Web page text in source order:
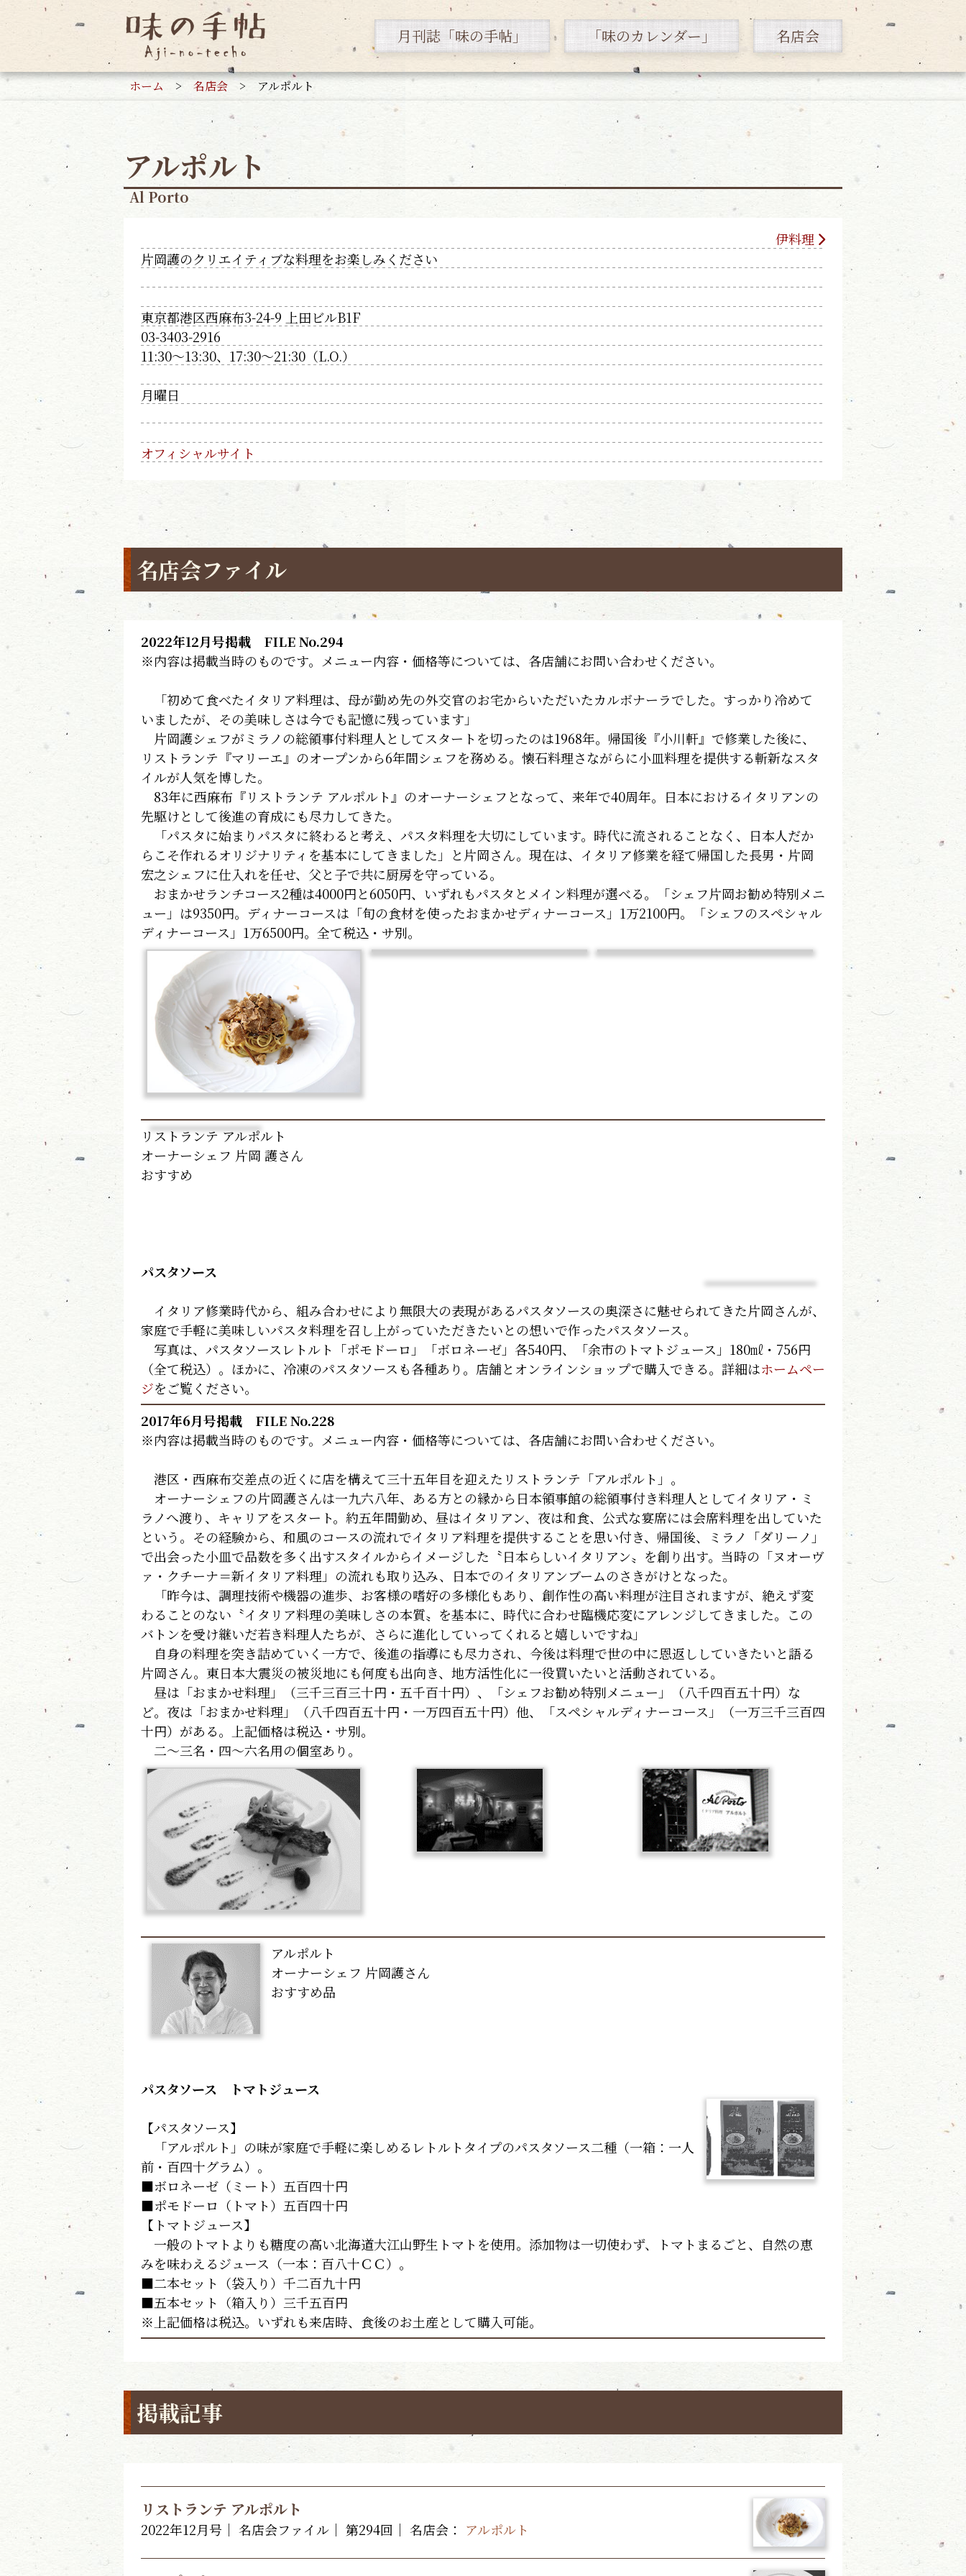
月刊誌「味の手帖」 「味のカレンダー」 名店会
ホーム > 名店会 > アルポルト
アルポルト
Al Porto
伊料理
片岡護のクリエイティブな料理をお楽しみください
東京都港区西麻布3-24-9 上田ビルB1F
03-3403-2916
11:30～13:30、17:30～21:30（L.O.）
月曜日
オフィシャルサイト
名店会ファイル
2022年12月号掲載 FILE No.294
※内容は掲載当時のものです。メニュー内容・価格等については、各店舗にお問い合わせください。
「初めて食べたイタリア料理は、母が勤め先の外交官のお宅からいただいたカルボナーラでした。すっかり冷めて
いましたが、その美味しさは今でも記憶に残っています」
片岡護シェフがミラノの総領事付料理人としてスタートを切ったのは1968年。帰国後『小川軒』で修業した後に、
リストランテ『マリーエ』のオープンから6年間シェフを務める。懐石料理さながらに小皿料理を提供する斬新なスタ
イルが人気を博した。
83年に西麻布『リストランテ アルポルト』のオーナーシェフとなって、来年で40周年。日本におけるイタリアンの
先駆けとして後進の育成にも尽力してきた。
「パスタに始まりパスタに終わると考え、パスタ料理を大切にしています。時代に流されることなく、日本人だか
らこそ作れるオリジナリティを基本にしてきました」と片岡さん。現在は、イタリア修業を経て帰国した長男・片岡
宏之シェフに仕入れを任せ、父と子で共に厨房を守っている。
おまかせランチコース2種は4000円と6050円、いずれもパスタとメイン料理が選べる。「シェフ片岡お勧め特別メニ
ュー」は9350円。ディナーコースは「旬の食材を使ったおまかせディナーコース」1万2100円。「シェフのスペシャル
ディナーコース」1万6500円。全て税込・サ別。
リストランテ アルポルト
オーナーシェフ 片岡 護さん
おすすめ
パスタソース
イタリア修業時代から、組み合わせにより無限大の表現があるパスタソースの奥深さに魅せられてきた片岡さんが、
家庭で手軽に美味しいパスタ料理を召し上がっていただきたいとの想いで作ったパスタソース。
写真は、パスタソースレトルト「ポモドーロ」「ボロネーゼ」各540円、「余市のトマトジュース」180㎖・756円
（全て税込）。ほかに、冷凍のパスタソースも各種あり。店舗とオンラインショップで購入できる。詳細はホームペー
ジをご覧ください。
2017年6月号掲載 FILE No.228
※内容は掲載当時のものです。メニュー内容・価格等については、各店舗にお問い合わせください。
港区・西麻布交差点の近くに店を構えて三十五年目を迎えたリストランテ「アルポルト」。
オーナーシェフの片岡護さんは一九六八年、ある方との縁から日本領事館の総領事付き料理人としてイタリア・ミ
ラノへ渡り、キャリアをスタート。約五年間勤め、昼はイタリアン、夜は和食、公式な宴席には会席料理を出していた
という。その経験から、和風のコースの流れでイタリア料理を提供することを思い付き、帰国後、ミラノ「ダリーノ」
で出会った小皿で品数を多く出すスタイルからイメージした〝日本らしいイタリアン〟を創り出す。当時の「ヌオーヴ
ァ・クチーナ＝新イタリア料理」の流れも取り込み、日本でのイタリアンブームのさきがけとなった。
「昨今は、調理技術や機器の進歩、お客様の嗜好の多様化もあり、創作性の高い料理が注目されますが、絶えず変
わることのない〝イタリア料理の美味しさの本質〟を基本に、時代に合わせ臨機応変にアレンジしてきました。この
バトンを受け継いだ若き料理人たちが、さらに進化していってくれると嬉しいですね」
自身の料理を突き詰めていく一方で、後進の指導にも尽力され、今後は料理で世の中に恩返ししていきたいと語る
片岡さん。東日本大震災の被災地にも何度も出向き、地方活性化に一役買いたいと活動されている。
昼は「おまかせ料理」（三千三百三十円・五千百十円）、「シェフお勧め特別メニュー」（八千四百五十円）な
ど。夜は「おまかせ料理」（八千四百五十円・一万四百五十円）他、「スペシャルディナーコース」（一万三千三百四
十円）がある。上記価格は税込・サ別。
二～三名・四～六名用の個室あり。
アルポルト
オーナーシェフ 片岡護さん
おすすめ品
パスタソース トマトジュース
【パスタソース】
「アルポルト」の味が家庭で手軽に楽しめるレトルトタイプのパスタソース二種（一箱：一人
前・百四十グラム）。
■ボロネーゼ（ミート）五百四十円
■ポモドーロ（トマト）五百四十円
【トマトジュース】
一般のトマトよりも糖度の高い北海道大江山野生トマトを使用。添加物は一切使わず、トマトまるごと、自然の恵
みを味わえるジュース（一本：百八十ＣＣ）。
■二本セット（袋入り）千二百九十円
■五本セット（箱入り）三千五百円
※上記価格は税込。いずれも来店時、食後のお土産として購入可能。
掲載記事
リストランテ アルポルト
2022年12月号｜ 名店会ファイル｜ 第294回｜ 名店会： アルポルト